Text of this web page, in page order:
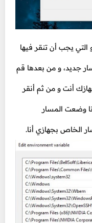
التي يجب أن تنقر فيها
جديد، و من بعدها قم
أنت و من ثم أنقر
وضعت المسار
الخاص بجهازي أنا.